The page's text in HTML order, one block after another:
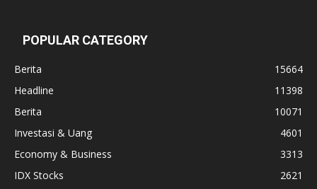
POPULAR CATEGORY
Berita
15664
Headline
11398
Berita
10071
Investasi & Uang
4601
Economy & Business
3313
IDX Stocks
2621